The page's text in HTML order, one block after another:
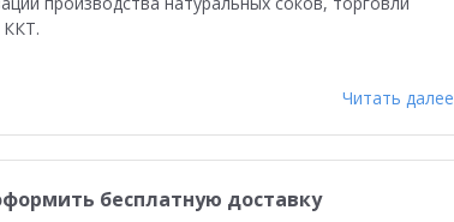
ККТ.
Читать далее
бесплатную доставку